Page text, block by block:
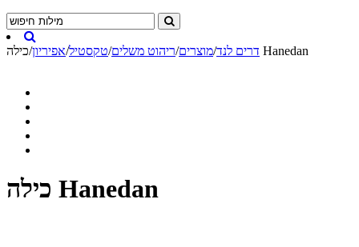
דרים לנד/מוצרים/ריהוט משלים/טקסטיל/אפיריון/ כילה Hanedan
כילה Hanedan